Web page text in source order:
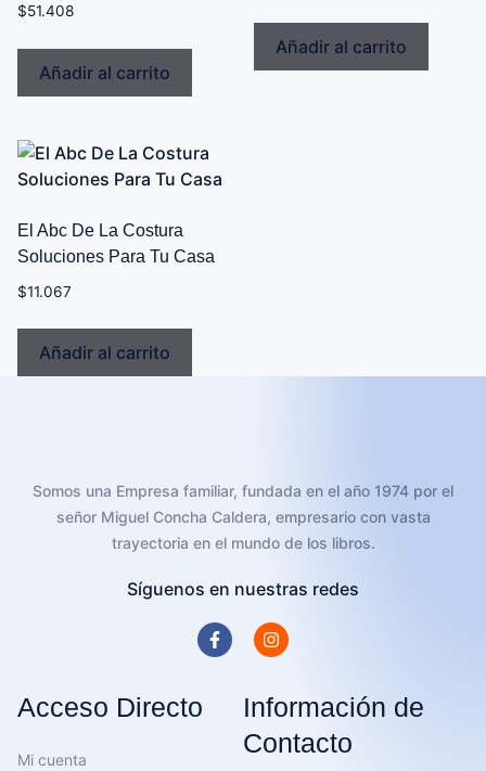
$51.408
Añadir al carrito
Añadir al carrito
El Abc De La Costura
Soluciones Para Tu Casa
$11.067
Añadir al carrito
Somos una Empresa familiar, fundada en el año 1974 por el
señor Miguel Concha Caldera, empresario con vasta
trayectoria en el mundo de los libros.
Síguenos en nuestras redes
Acceso Directo
Mi cuenta
Información de
Contacto